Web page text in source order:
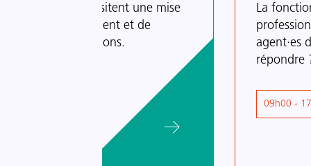
obligations nécessitent une mise
de signalement et de
et de sanctions.
La
agent·es
répondre
Heures
09h00 -